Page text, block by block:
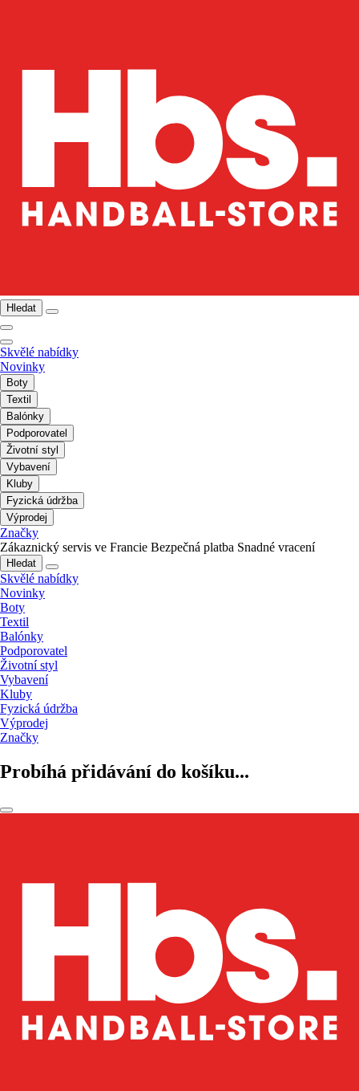
Hledat
Skvělé nabídky
Novinky
Boty
Textil
Balónky
Podporovatel
Životní styl
Vybavení
Kluby
Fyzická údržba
Výprodej
Značky
Zákaznický servis ve Francie Bezpečná platba Snadné vracení
Hledat
Skvělé nabídky
Novinky
Boty
Textil
Balónky
Podporovatel
Životní styl
Vybavení
Kluby
Fyzická údržba
Výprodej
Značky
Probíhá přidávání do košíku...